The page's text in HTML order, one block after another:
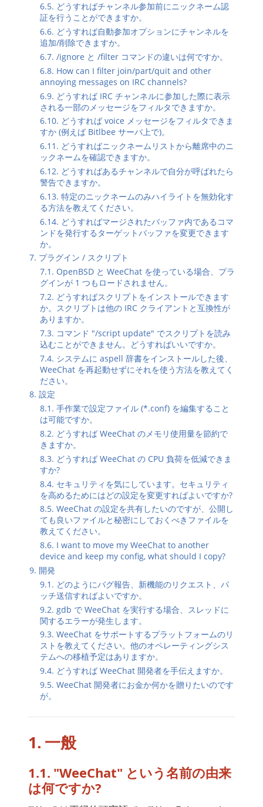
6.5. どうすればチャンネル参加前にニックネーム認
証を行うことができますか。
6.6. どうすれば自動参加オプションにチャンネルを
追加/削除できますか。
6.7. /ignore と /filter コマンドの違いは何ですか。
6.8. How can I filter join/part/quit and other
annoying messages on IRC channels?
6.9. どうすれば IRC チャンネルに参加した際に表示
される一部のメッセージをフィルタできますか。
6.10. どうすれば voice メッセージをフィルタできま
すか (例えば Bitlbee サーバ上で)。
6.11. どうすればニックネームリストから離席中のニ
ックネームを確認できますか。
6.12. どうすればあるチャンネルで自分が呼ばれたら
警告できますか。
6.13. 特定のニックネームのみハイライトを無効化す
る方法を教えてください。
6.14. どうすればマージされたバッファ内であるコマ
ンドを発行するターゲットバッファを変更できます
か。
7. プラグイン / スクリプト
7.1. OpenBSD と WeeChat を使っている場合、プラ
グインが 1 つもロードされません。
7.2. どうすればスクリプトをインストールできます
か。スクリプトは他の IRC クライアントと互換性が
ありますか。
7.3. コマンド "/script update" でスクリプトを読み
込むことができません。どうすればいいですか。
7.4. システムに aspell 辞書をインストールした後、
WeeChat を再起動せずにそれを使う方法を教えてく
ださい。
8. 設定
8.1. 手作業で設定ファイル (*.conf) を編集すること
は可能ですか。
8.2. どうすれば WeeChat のメモリ使用量を節約で
きますか。
8.3. どうすれば WeeChat の CPU 負荷を低減できま
すか?
8.4. セキュリティを気にしています。セキュリティ
を高めるためにはどの設定を変更すればよいですか?
8.5. WeeChat の設定を共有したいのですが、公開し
ても良いファイルと秘密にしておくべきファイルを
教えてください。
8.6. I want to move my WeeChat to another
device and keep my config, what should I copy?
9. 開発
9.1. どのようにバグ報告、新機能のリクエスト、パ
ッチ送信すればよいですか。
9.2. gdb で WeeChat を実行する場合、スレッドに
関するエラーが発生します。
9.3. WeeChat をサポートするプラットフォームのリ
ストを教えてください。他のオペレーティングシス
テムへの移植予定はありますか。
9.4. どうすれば WeeChat 開発者を手伝えますか。
9.5. WeeChat 開発者にお金か何かを贈りたいのです
が。
1. 一般
1.1. "WeeChat" という名前の由来
は何ですか?